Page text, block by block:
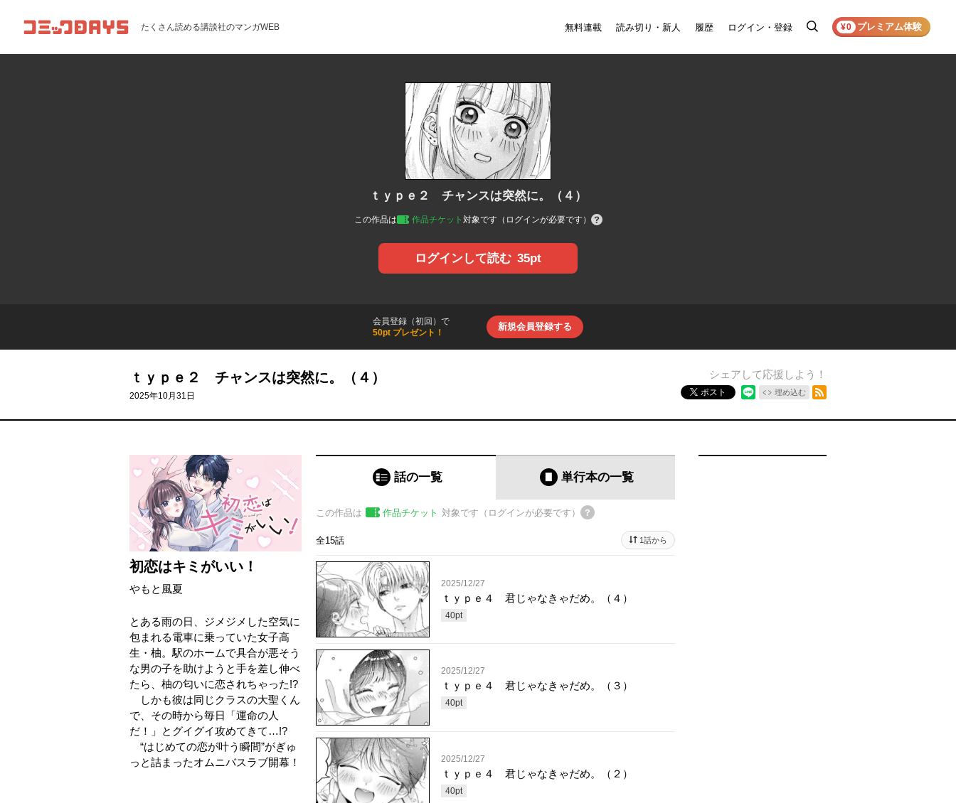
コミックDAYS たくさん読める講談社のマンガWEB 無料連載 読み切り・新人 履歴 ログイン・登録
検
¥0 プレミアム体験
ｔｙｐｅ２ チャンスは突然に。（４）
この作品は 作品チケット 対象です（ログインが必要です）
ログインして読む 35pt
会員登録（初回）で
50pt プレゼント！
新規会員登録する
ｔｙｐｅ２ チャンスは突然に。（４）
2025年10月31日
シェアして応援しよう！
ポスト 埋め込む
初恋はキミがいい！
やもと風夏
とある雨の日、ジメジメした空気に
包まれる電車に乗っていた女子高
生・柚。駅のホームで具合が悪そう
な男の子を助けようと手を差し伸べ
たら、柚の匂いに恋されちゃった!?
しかも彼は同じクラスの大聖くん
で、その時から毎日「運命の人
だ！」とグイグイ攻めてきて…!?
“はじめての恋が叶う瞬間”がぎゅ
っと詰まったオムニバスラブ開幕！
話の一覧 単行本の一覧
この作品は 作品チケット 対象です（ログインが必要です）
全15話 1話から
2025/12/27
ｔｙｐｅ４ 君じゃなきゃだめ。（４）
40pt
2025/12/27
ｔｙｐｅ４ 君じゃなきゃだめ。（３）
40pt
2025/12/27
ｔｙｐｅ４ 君じゃなきゃだめ。（２）
40pt